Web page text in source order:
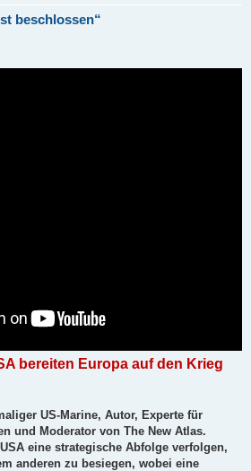
beschlossen“
bereiten Europa auf den Krieg
US-Marine, Autor, Experte für
und Moderator von The New Atlas.
eine strategische Abfolge verfolgen,
anderen zu besiegen, wobei eine